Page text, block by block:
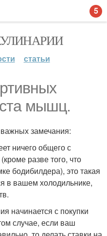
статьи
мышц.
замечания:
ничего общего с
разве того, что
бодибилдера), это такая
в вашем холодильнике,
начинается с покупки
случае, если ваш
5